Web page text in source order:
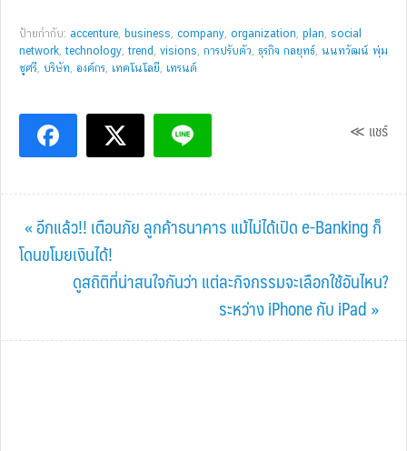
ป้ายกำกับ: accenture, business, company, organization, plan, social
network,technology,trend , visions, การปรับตัว, ธุรกิจ กลยุทธ์, นนทวัฒน์ พุ่ม
ชูศรี, บริษัท, องค์กร, เทคโนโลยี, เทรนด์
≪ แชร์
Previous
Post:
« อีกแล้ว!! เตือนภัย ลูกค้าธนาคาร แม้ไม่ได้เปิด e-Banking ก็
โดนขโมยเงินได้!
Next
ดูสถิติที่น่าสนใจกันว่า แต่ละกิจกรรมจะเลือกใช้อันไหน?
ระหว่าง iPhone กับ iPad »